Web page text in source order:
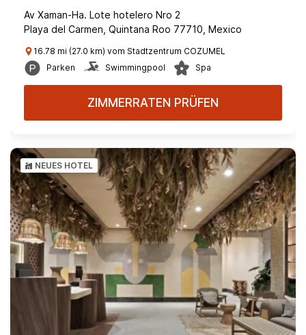
Av Xaman-Ha. Lote hotelero Nro 2
Playa del Carmen, Quintana Roo 77710, Mexico
16.78 mi (27.0 km) vom Stadtzentrum COZUMEL
Parken
Swimmingpool Spa
ZIMMERRATEN PRÜFEN
NEUES HOTEL